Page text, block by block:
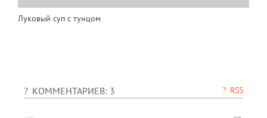
Луковый суп с тунцом
КОММЕНТАРИЕВ: 3 RSS